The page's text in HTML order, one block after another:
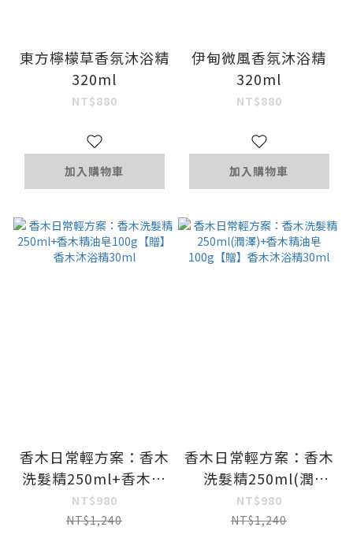
東方檸檬草香氛沐浴精
320ml
NT$880
加入購物車
伊甸微風香氛沐浴精
320ml
NT$880
加入購物車
香木日常輕方案：香木
洗髮精250ml+香木精
油皂100g【贈】香木
沐浴精30ml
NT$980
NT$1,240
香木日常輕方案：香木
洗髮精250ml(潤
澤)+香木精油皂
100g【贈】香木沐浴
NT$980
NT$1,240